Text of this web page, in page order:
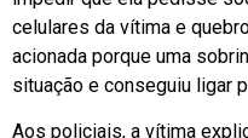
celulares da vítima e
acionada porque uma
situação e conseguiu ligar
Aos policiais, a vítima